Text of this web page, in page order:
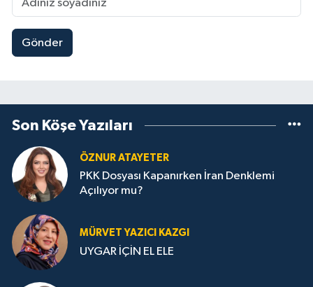
Gönder
Son Köşe Yazıları
ÖZNUR ATAYETER
PKK Dosyası Kapanırken İran Denklemi
Açılıyor mu?
MÜRVET YAZICI KAZGI
UYGAR İÇİN EL ELE